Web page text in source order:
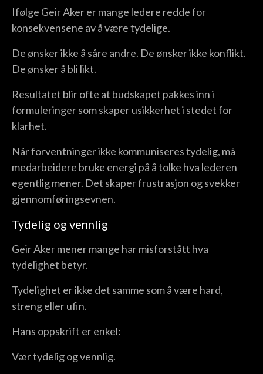
Ifølge Geir Aker er mange ledere redde for
konsekvensene av å være tydelige.
De ønsker ikke å såre andre. De ønsker ikke konflikt.
De ønsker å bli likt.
Resultatet blir ofte at budskapet pakkes inn i
formuleringer som skaper usikkerhet i stedet for
klarhet.
Når forventninger ikke kommuniseres tydelig, må
medarbeidere bruke energi på å tolke hva lederen
egentlig mener. Det skaper frustrasjon og svekker
gjennomføringsevnen.
Tydelig og vennlig
Geir Aker mener mange har misforstått hva
tydelighet betyr.
Tydelighet er ikke det samme som å være hard,
streng eller ufin.
Hans oppskrift er enkel:
Vær tydelig og vennlig.